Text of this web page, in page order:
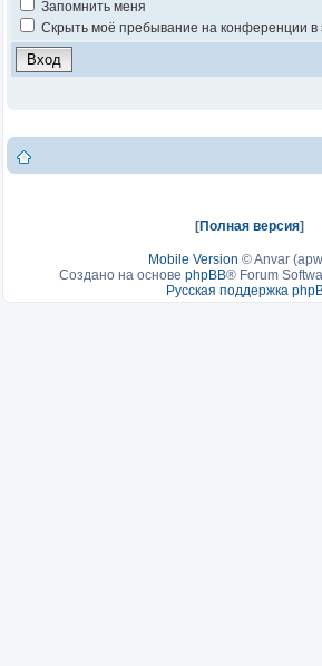
Запомнить меня
Скрыть моё пребывание на конференции в
[Полная версия]
Mobile Version ©Anvar
Создано на основе phpBB® Forum
Русская поддержка